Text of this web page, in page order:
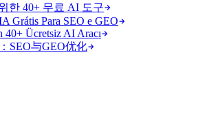
한 40+ 무료 AI 도구
Grátis Para SEO e GEO
40+ Ücretsiz AI Aracı
SEO与GEO优化